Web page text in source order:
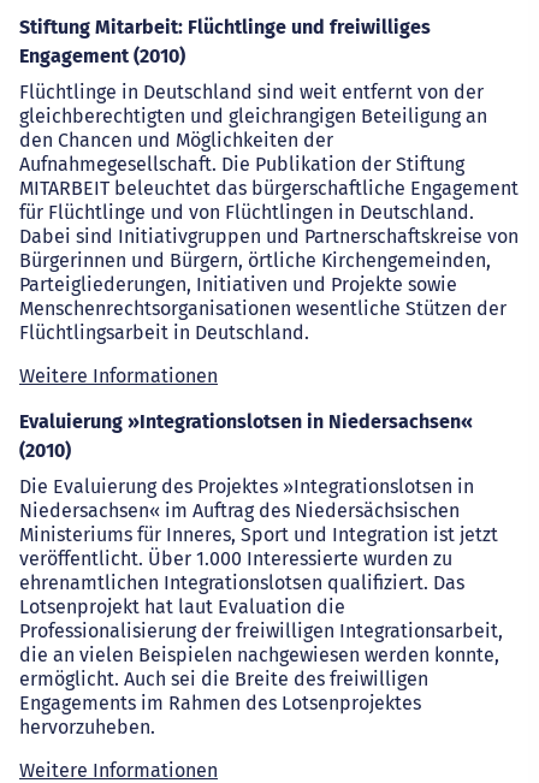
Stiftung Mitarbeit: Flüchtlinge und freiwilliges
Engagement (2010)
Flüchtlinge in Deutschland sind weit entfernt von der
gleichberechtigten und gleichrangigen Beteiligung an
den Chancen und Möglichkeiten der
Aufnahmegesellschaft. Die Publikation der Stiftung
MITARBEIT beleuchtet das bürgerschaftliche Engagement
für Flüchtlinge und von Flüchtlingen in Deutschland.
Dabei sind Initiativgruppen und Partnerschaftskreise von
Bürgerinnen und Bürgern, örtliche Kirchengemeinden,
Partei­gliederungen, Initiativen und Projekte sowie
Menschenrechtsorganisationen wesentliche Stützen der
Flüchtlings­arbeit in Deutschland.
Weitere Informationen
Evaluierung »Integrationslotsen in Niedersachsen«
(2010)
Die Evaluierung des Projektes »Integrationslotsen in
Niedersachsen« im Auftrag des Niedersächsischen
Ministeriums für Inneres, Sport und Integration ist jetzt
veröffentlicht. Über 1.000 Interessierte wurden zu
ehrenamtlichen Integrationslotsen qualifiziert. Das
Lotsenprojekt hat laut Evaluation die
Professionalisierung der freiwilligen Integrationsarbeit,
die an vielen Beispielen nachgewiesen werden konnte,
ermöglicht. Auch sei die Breite des freiwilligen
Engagements im Rahmen des Lotsenprojektes
hervorzuheben.
Weitere Informationen